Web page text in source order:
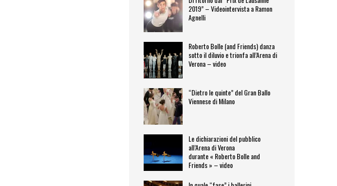
2019” – Videointervista a Ramon
Agnelli
Roberto Bolle (and Friends) danza
sotto il diluvio e trionfa all’Arena di
Verona – video
“Dietro le quinte” del Gran Ballo
Viennese di Milano
Le dichiarazioni del pubblico
all’Arena di Verona
durante « Roberto Bolle and
Friends » – video